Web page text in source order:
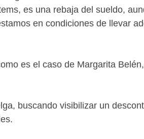
es una rebaja del sueldo,
en condiciones de llevar
es el caso de Margarita
buscando visibilizar un